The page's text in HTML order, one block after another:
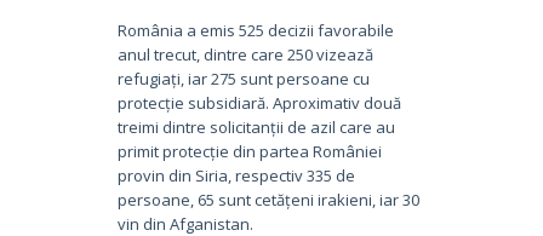
România a emis 525 decizii favorabile
anul trecut, dintre care 250 vizează
refugiați, iar 275 sunt persoane cu
protecție subsidiară. Aproximativ două
treimi dintre solicitanții de azil care au
primit protecție din partea României
provin din Siria, respectiv 335 de
persoane, 65 sunt cetățeni irakieni, iar 30
vin din Afganistan.